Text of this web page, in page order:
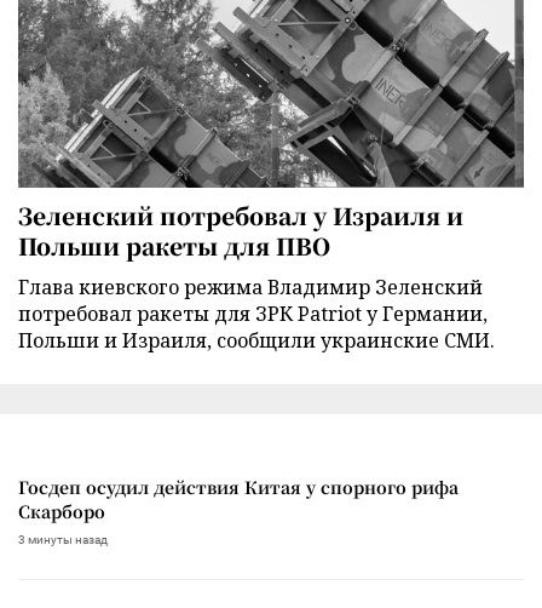
Зеленский потребовал у Израиля и
Польши ракеты для ПВО
Глава киевского режима Владимир Зеленский
потребовал ракеты для ЗРК Patriot у Германии,
Польши и Израиля, сообщили украинские СМИ.
Госдеп осудил действия Китая у спорного рифа
Скарборо
3 минуты назад